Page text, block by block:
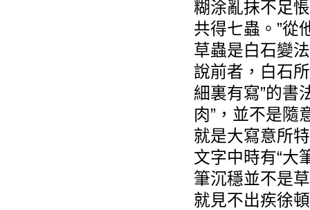
糊涂亂抹不足
共得七蟲。”從
草蟲是白石變
說前者，白石
細裏有寫”的書
肉”，並不是隨
就是大寫意所
文字中時有“大
筆沉穩並不是
就見不出疾徐